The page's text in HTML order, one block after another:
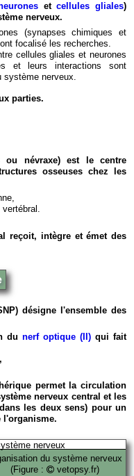
etcellules gliales)
nerveux.
(synapses chimiques et
focalisé les recherches.
cellules gliales et neurones
et leurs interactions sont
système nerveux.
parties.
ou névraxe) est le centre
osseuses chez les
reçoit, intègre et émet des
désigne l'ensemble des
du nerf optique (II) qui fait
,
permet la circulation
nerveux central et les
les deux sens) pour un
l'organisme.
du système nerveux
(Figure :
vetopsy.fr)